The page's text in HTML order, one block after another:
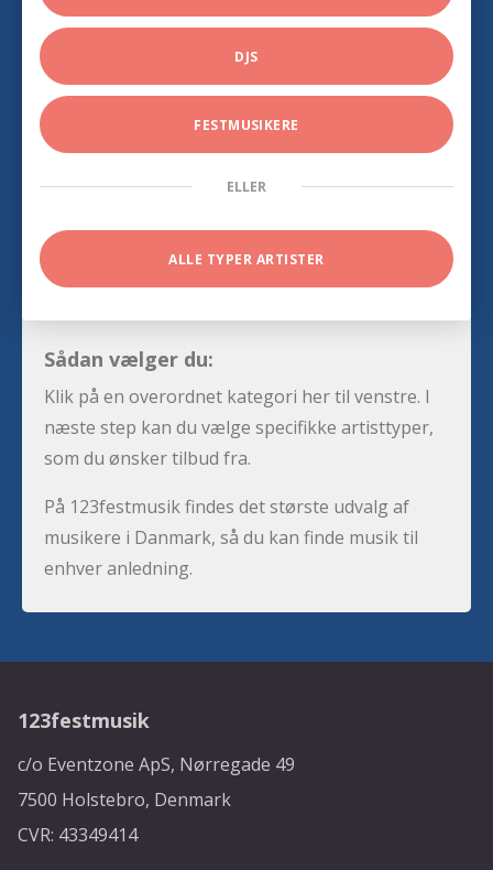
DJS
FESTMUSIKERE
ELLER
ALLE TYPER ARTISTER
Sådan vælger du:
Klik på en overordnet kategori her til venstre. I
næste step kan du vælge specifikke artisttyper,
som du ønsker tilbud fra.
På 123festmusik findes det største udvalg af
musikere i Danmark, så du kan finde musik til
enhver anledning.
123festmusik
c/o Eventzone ApS, Nørregade 49
7500 Holstebro, Denmark
CVR: 43349414